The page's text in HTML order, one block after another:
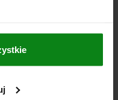
STAL NIERDZEWNA
SW=17